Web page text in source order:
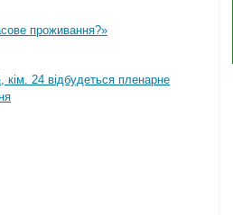
проживання?»
кім. 24 відбудеться пленарне